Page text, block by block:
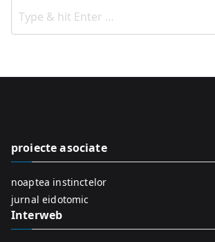
proiecte asociate
noaptea instinctelor
jurnal eidotomic
Interweb